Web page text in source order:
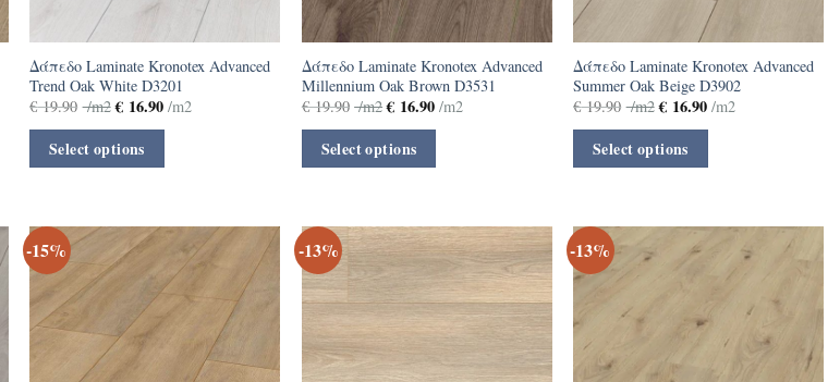
Δάπεδο Laminate Kronotex Advanced
Trend Oak White D3201
€19.90 /m2 €16.90/m2
Select options
Δάπεδο Laminate Kronotex Advanced
Millennium Oak Brown D3531
€19.90 /m2 € 16.90 /m2
Select options
Δάπεδο Laminate Kronotex Advanced
Summer Oak Beige D3902
€19.90 /m2 €16.90/m2
Select options
-15% -13% -13%